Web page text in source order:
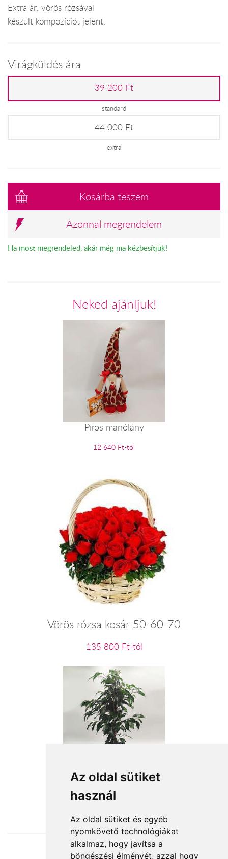
Az oldal sütiket
használ
Az oldal sütiket és egyéb
nyomkövető technológiákat
alkalmaz, hogy javítsa a
böngészési élményét, azzal hogy
Extra ár: vörös rózsával
készült kompozíciót jelent.
Virágküldés ára
39 200 Ft
standard
44 000 Ft
extra
Kosárba teszem
Azonnal megrendelem
Ha most megrendeled, akár még ma kézbesítjük!
Neked ajánljuk!
Piros manólány
12 640 Ft-tól
Vörös rózsa kosár 50-60-70
135 800 Ft-tól
Ficus
12 960 Ft-tól